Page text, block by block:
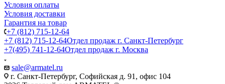
Условия оплаты
Условия доставки
Гарантия на товар
+7 (812) 715-12-64
+7 (812) 715-12-64Отдел продаж г. Санкт-Петербург
+7(495) 741-12-64Отдел продаж г. Москва
sale@armatel.ru
г. Санкт-Петербург, Софийская д. 91, офис 104